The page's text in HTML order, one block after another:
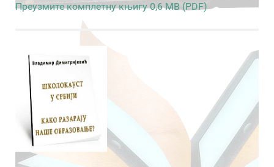
Преузмите комплетну књигу 0,6 MB (PDF)